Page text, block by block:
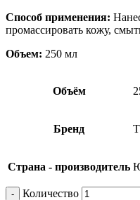
Способ применения:
промассировать кожу,
Объем: 250 мл
Объём
Бренд
Страна - производитель
Количество